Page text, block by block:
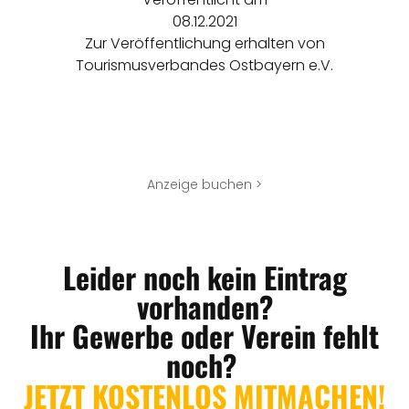
08.12.2021
Zur Veröffentlichung erhalten von
Tourismusverbandes Ostbayern e.V.
Anzeige buchen >
Leider noch kein Eintrag
vorhanden?
Ihr Gewerbe oder Verein fehlt
noch?
JETZT KOSTENLOS MITMACHEN!